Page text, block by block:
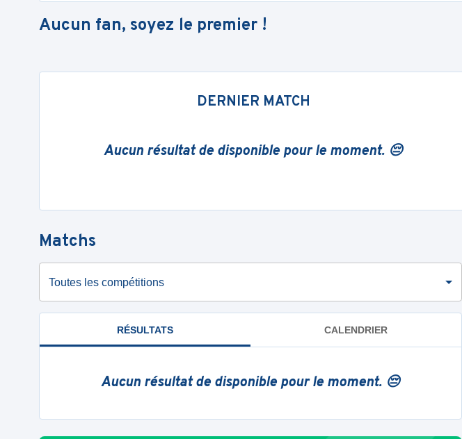
Aucun fan, soyez le premier !
DERNIER MATCH
Aucun résultat de disponible pour le moment. 😔
Matchs
Toutes les compétitions
RÉSULTATS CALENDRIER
Aucun résultat de disponible pour le moment. 😔